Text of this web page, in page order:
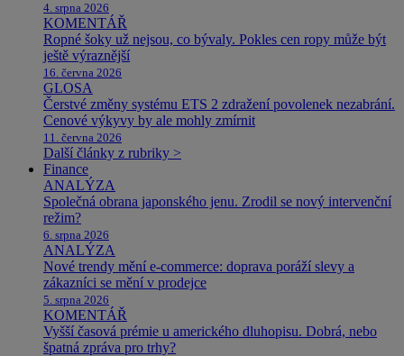
4. srpna 2026
KOMENTÁŘ
Ropné šoky už nejsou, co bývaly. Pokles cen ropy může být
ještě výraznější
16. června 2026
GLOSA
Čerstvé změny systému ETS 2 zdražení povolenek nezabrání.
Cenové výkyvy by ale mohly zmírnit
11. června 2026
Další články z rubriky >
Finance
ANALÝZA
Společná obrana japonského jenu. Zrodil se nový intervenční
režim?
6. srpna 2026
ANALÝZA
Nové trendy mění e-commerce: doprava poráží slevy a
zákazníci se mění v prodejce
5. srpna 2026
KOMENTÁŘ
Vyšší časová prémie u amerického dluhopisu. Dobrá, nebo
špatná zpráva pro trhy?